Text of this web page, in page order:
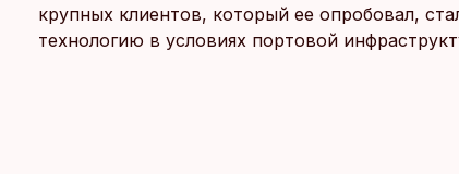
крупных клиентов, который ее опробовал,
технологию в условиях портовой